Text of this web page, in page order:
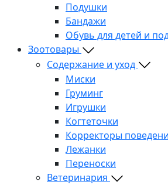
Подушки
Бандажи
Обувь для детей и
Зоотовары
Содержание и уход
Миски
Груминг
Игрушки
Когтеточки
Корректоры
Лежанки
Переноски
Ветеринария